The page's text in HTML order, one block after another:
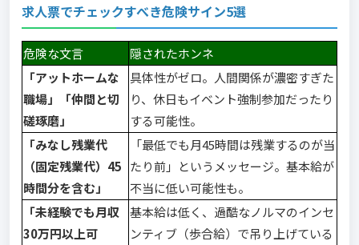
求人票でチェックすべき危険サイン5選
危険な文言
隠されたホンネ
「アットホームな
職場」「仲間と切
磋琢磨」
具体性がゼロ。人間関係が濃密すぎた
り、休日もイベント強制参加だったり
する可能性。
「みなし残業代
（固定残業代）45
時間分を含む」
「最低でも月45時間は残業するのが当
たり前」というメッセージ。基本給が
不当に低い可能性も。
「未経験でも月収
30万円以上可
基本給は低く、過酷なノルマのインセ
ンティブ（歩合給）で吊り上げている